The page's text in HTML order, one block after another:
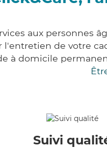
aux personnes
de votre
à domicile
Suivi